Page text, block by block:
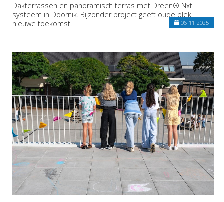
Dakterrassen en panoramisch terras met Dreen® Nxt
systeem in Doornik. Bijzonder project geeft oude plek
nieuwe toekomst.
06-11-2025